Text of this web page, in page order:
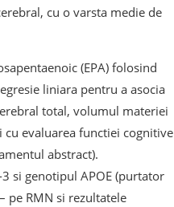
cu o varsta medie de
(EPA) folosind
liniara pentru a asocia
total, volumul materiei
evaluarea functiei cognitive
abstract).
si genotipul APOE (purtator
pe RMN si rezultatele